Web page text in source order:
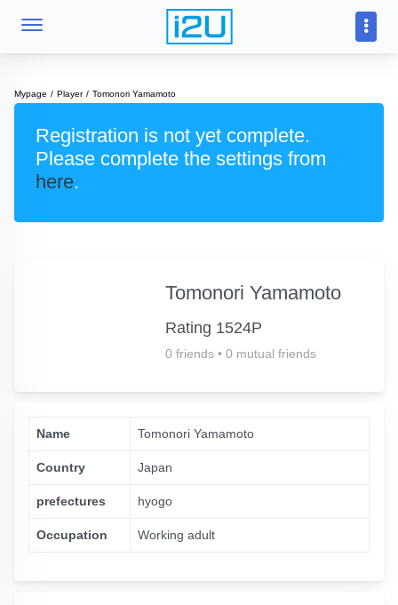
Mypage Player Tomonori Yamamoto
Registration is not yet complete.
Please complete the settings from
here.
Tomonori Yamamoto
Rating 1524P
0 friends • 0 mutual friends
Name Tomonori Yamamoto
Country Japan
prefectures hyogo
Occupation Working adult